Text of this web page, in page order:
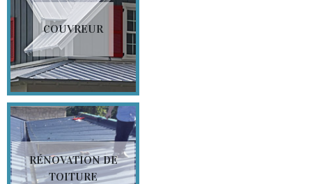
COUVREUR
RÉNOVATION DE
TOITURE